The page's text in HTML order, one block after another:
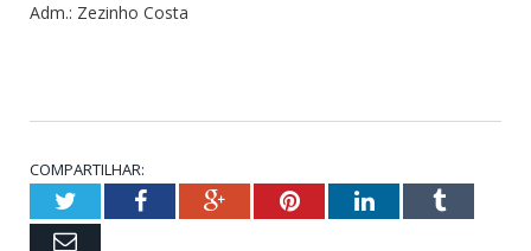
Adm.: Zezinho Costa
COMPARTILHAR:
TwitterFacebookGoogle+PinterestLinkedInTumblr
Email